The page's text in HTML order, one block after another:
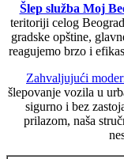
Šlep služba Moj
teritoriji celog
gradske opštine,
reagujemo brzo i
Zahvaljujući
šlepovanje vozila u
sigurno i bez
prilazom, naša